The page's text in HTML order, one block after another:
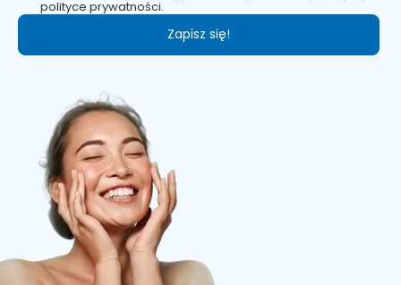
polityce prywatności.
Zapisz się!